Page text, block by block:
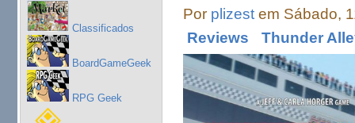
Classificados
BoardGameGeek
RPG Geek
Por plizest em Sábado,
Reviews
Thunder